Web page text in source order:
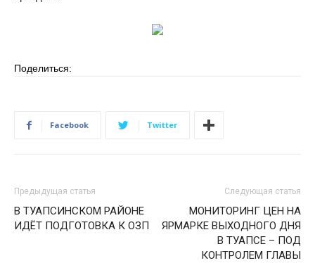
Поделиться:
Facebook Twitter
Предыдущая статья
В ТУАПСИНСКОМ РАЙОНЕ
ИДЁТ ПОДГОТОВКА К ОЗП
Следующая статья
МОНИТОРИНГ ЦЕН НА
ЯРМАРКЕ ВЫХОДНОГО ДНЯ
В ТУАПСЕ – ПОД
КОНТРОЛЕМ ГЛАВЫ